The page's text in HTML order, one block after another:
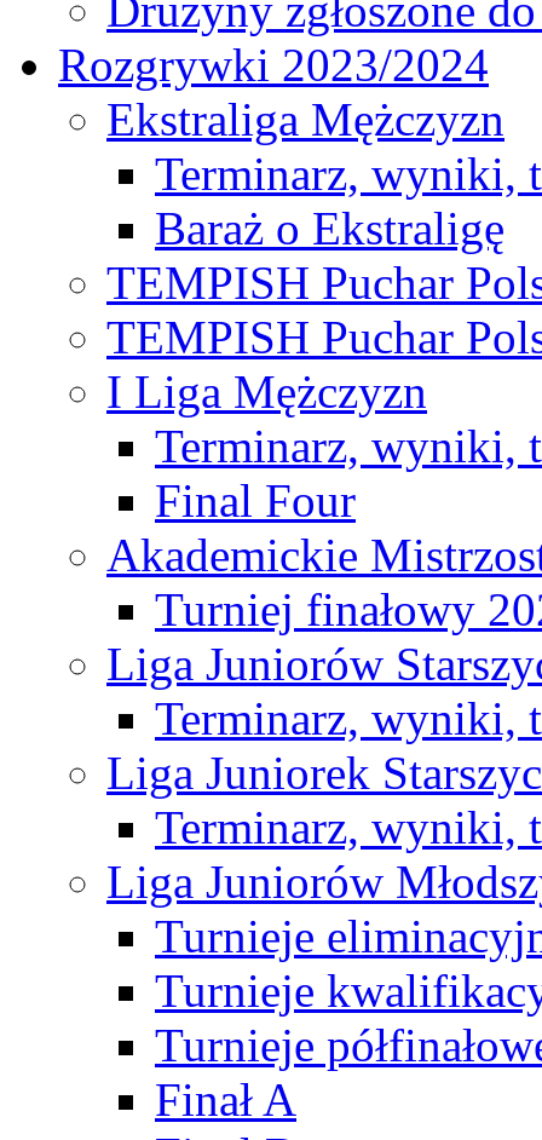
Rozgrywki 2023/2024
Ekstraliga Mężczyzn
Terminarz, wyniki,
Baraż o Ekstraligę
TEMPISH Puchar
TEMPISH Puchar
I Liga Mężczyzn
Terminarz, wyniki,
Final Four
Akademickie
Turniej finałowy
Liga Juniorów
Terminarz, wyniki,
Liga Juniorek
Terminarz, wyniki,
Liga Juniorów
Turnieje
Turnieje
Turnieje
Finał A